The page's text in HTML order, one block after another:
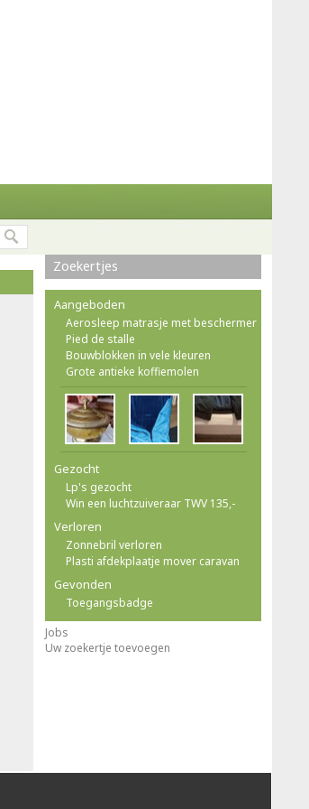
Zoekertjes
Aangeboden
Aerosleep matrasje met beschermer
Pied de stalle
Bouwblokken in vele kleuren
Grote antieke koffiemolen
Gezocht
Lp's gezocht
Win een luchtzuiveraar TWV 135,-
Verloren
Zonnebril verloren
Plasti afdekplaatje mover caravan
Gevonden
Toegangsbadge
Jobs
Uw zoekertje toevoegen